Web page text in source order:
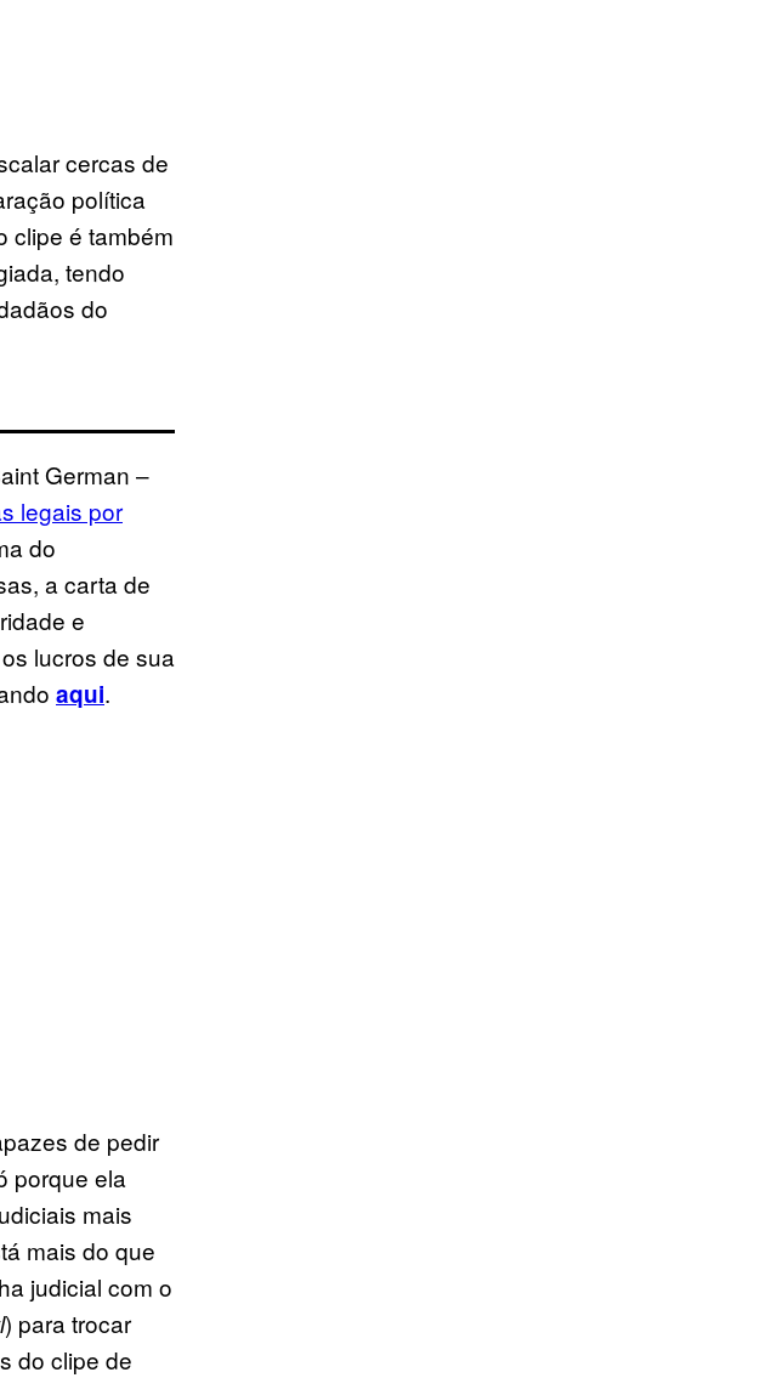
cercas de
política
clipe é também
tendo
do
German –
legais por
do
a carta de
e
lucros de sua
aqui.
de pedir
porque ela
mais
mais do que
judicial com o
) para trocar
do clipe de